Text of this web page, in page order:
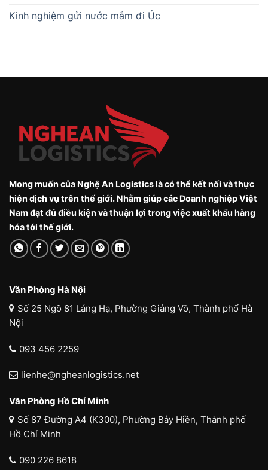
Kinh nghiệm gửi nước mắm đi Úc
Mong muốn của Nghệ An Logistics là có thể kết nối và thực
hiện dịch vụ trên thế giới. Nhằm giúp các Doanh nghiệp Việt
Nam đạt đủ điều kiện và thuận lợi trong việc xuất khẩu hàng
hóa tới thế giới.
Văn Phòng Hà Nội
Số 25 Ngõ 81 Láng Hạ, Phường Giảng Võ, Thành phố Hà
Nội
093 456 2259
lienhe@ngheanlogistics.net
Văn Phòng Hồ Chí Minh
Số 87 Đường A4 (K300), Phường Bảy Hiền, Thành phố
Hồ Chí Minh
090 226 8618